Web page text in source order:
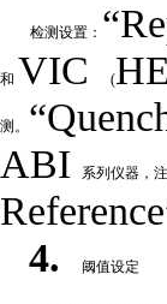
检测设置： “
和 VIC(
测。
ABI 系列仪器，
4. 阈值设定